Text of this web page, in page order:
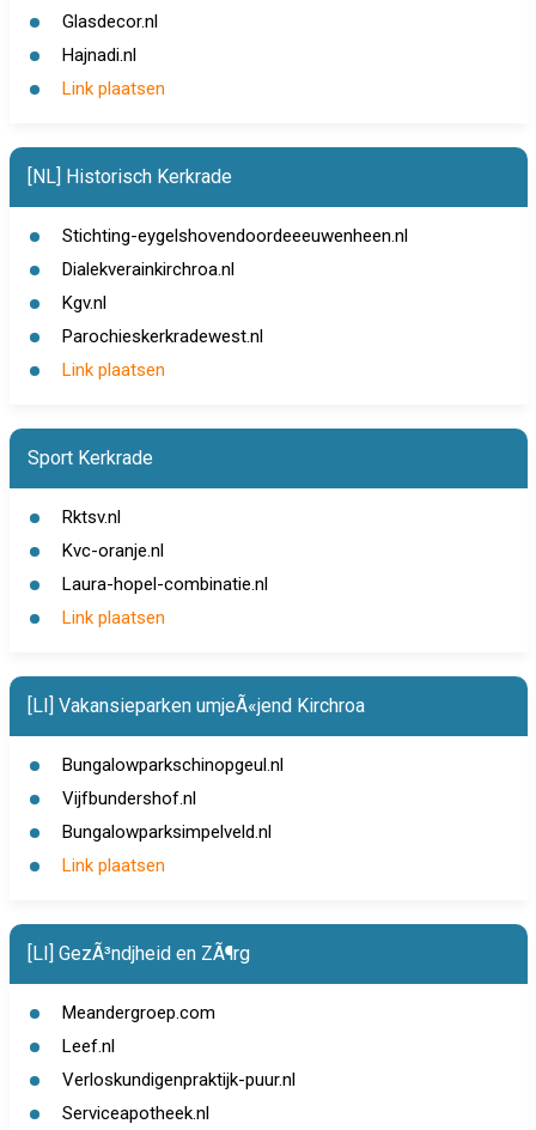
Glasdecor.nl
Hajnadi.nl
Link plaatsen
[NL] Historisch Kerkrade
Stichting-eygelshovendoordeeeuwenheen.nl
Dialekverainkirchroa.nl
Kgv.nl
Parochieskerkradewest.nl
Link plaatsen
Sport Kerkrade
Rktsv.nl
Kvc-oranje.nl
Laura-hopel-combinatie.nl
Link plaatsen
[LI] Vakansieparken umjeÃ«jend Kirchroa
Bungalowparkschinopgeul.nl
Vijfbundershof.nl
Bungalowparksimpelveld.nl
Link plaatsen
[LI] GezÃ³ndjheid en ZÃ¶rg
Meandergroep.com
Leef.nl
Verloskundigenpraktijk-puur.nl
Serviceapotheek.nl